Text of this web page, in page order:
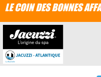
LE COIN DES BONNES